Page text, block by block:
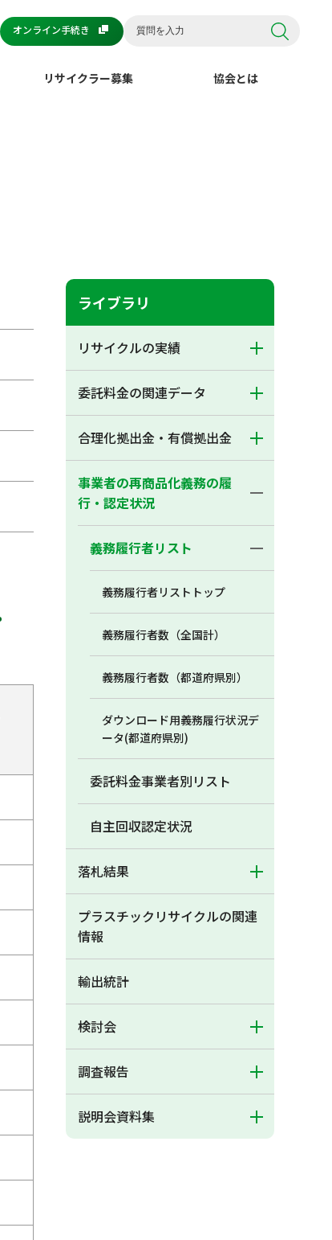
オンライン手続き
リサイクラー募集 協会とは
ライブラリ
リサイクルの実績
委託料金の関連データ
合理化拠出金・有償拠出金
事業者の再商品化義務の履
行・認定状況
義務履行者リスト
義務履行者リストトップ
義務履行者数（全国計）
義務履行者数（都道府県別）
ダウンロード用義務履行状況デ
ータ(都道府県別)
委託料金事業者別リスト
自主回収認定状況
落札結果
プラスチックリサイクルの関連
情報
輸出統計
検討会
調査報告
説明会資料集